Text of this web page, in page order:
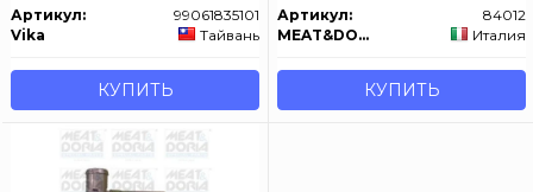
Артикул:
99061835101
Vika
Тайвань
КУПИТЬ
Артикул:
84012
MEAT&DORIA
Италия
КУПИТЬ